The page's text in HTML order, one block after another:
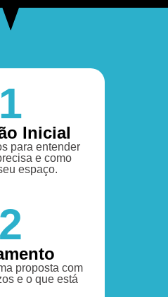
1
Inicial
para entender
e como
espaço.
2
proposta com
e o que está